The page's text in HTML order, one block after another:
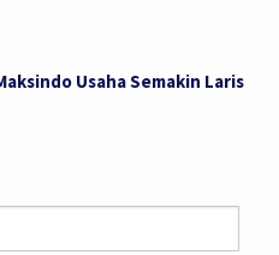
Usaha Semakin Laris